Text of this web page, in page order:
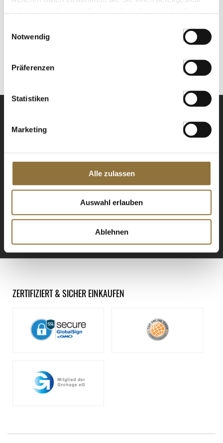
Notwendig
Präferenzen
Statistiken
Marketing
Alle zulassen
Auswahl erlauben
Ablehnen
€ 26,76*/ kg
NEWSLETTER
Registrieren Sie sich für
unseren Newsletter.
ANMELDEN
ZERTIFIZIERT & SICHER EINKAUFEN